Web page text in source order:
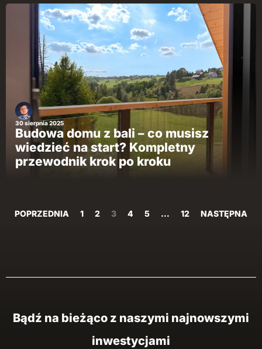
30 sierpnia 2025
Budowa domu z bali – co musisz
wiedzieć na start? Kompletny
przewodnik krok po kroku
POPRZEDNIA 1 2 3 4 5 … 12 NASTĘPNA
Bądź na bieżąco z naszymi najnowszymi
inwestycjami